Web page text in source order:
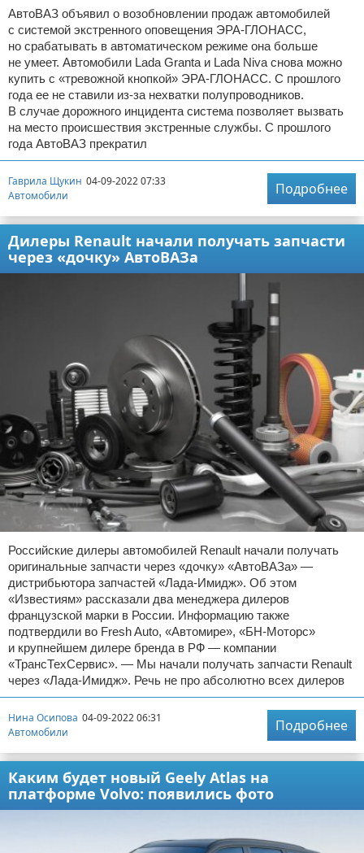
АвтоВАЗ объявил о возобновлении продаж автомобилей
с системой экстренного оповещения ЭРА-ГЛОНАСС,
но срабатывать в автоматическом режиме она больше
не умеет. Автомобили Lada Granta и Lada Niva снова можно
купить с «тревожной кнопкой» ЭРА-ГЛОНАСС. С прошлого
года ее не ставили из-за нехватки полупроводников.
В случае дорожного инцидента система позволяет вызвать
на место происшествия экстренные службы. С прошлого
года АвтоВАЗ прекратил
Гаврила Щукин 04-09-2022 07:33
Автомобили
Подробнее
Дилеры Renault начали получать запчасти
через «дочку» АвтоВАЗа
Российские дилеры автомобилей Renault начали получать
оригинальные запчасти через «дочку» «АвтоВАЗа» —
дистрибьютора запчастей «Лада-Имидж». Об этом
«Известиям» рассказали два менеджера дилеров
французской марки в России. Информацию также
подтвердили во Fresh Auto, «Автомире», «БН-Моторс»
и крупнейшем дилере бренда в РФ — компании
«ТрансТехСервис». — Мы начали получать запчасти Renault
через «Лада-Имидж». Речь не про абсолютно всех дилеров
Нина Осипова 04-09-2022 06:31
Автомобили
Подробнее
Каким будет новый Geely Atlas на
платформе Volvo: появились фото